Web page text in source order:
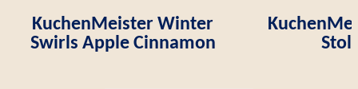
KuchenMeister Winter
Swirls Apple Cinnamon